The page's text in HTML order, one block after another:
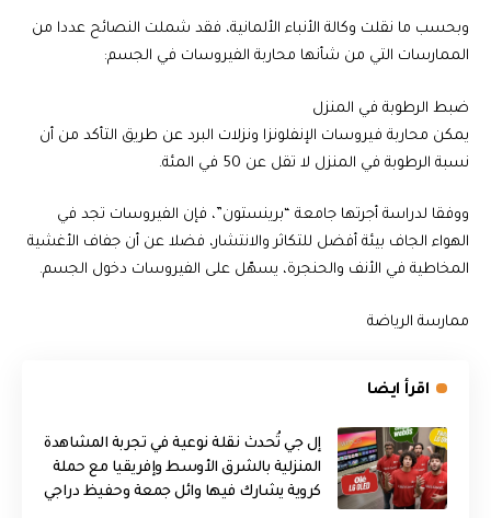
وبحسب ما نقلت وكالة الأنباء الألمانية، فقد شملت النصائح عددا من
الممارسات التي من شأنها محاربة الفيروسات في الجسم:
ضبط الرطوبة في المنزل
يمكن محاربة فيروسات الإنفلونزا ونزلات البرد عن طريق التأكد من أن
نسبة الرطوبة في المنزل لا تقل عن 50 في المئة.
ووفقا لدراسة أجرتها جامعة “برينستون”، فإن الفيروسات تجد في
الهواء الجاف بيئة أفضل للتكاثر والانتشار، فضلا عن أن جفاف الأغشية
المخاطية في الأنف والحنجرة، يسهّل على الفيروسات دخول الجسم.
ممارسة الرياضة
اقرأ ايضا
إل جي تُحدث نقلة نوعية في تجربة المشاهدة
المنزلية بالشرق الأوسط وإفريقيا مع حملة
كروية يشارك فيها وائل جمعة وحفيظ دراجي